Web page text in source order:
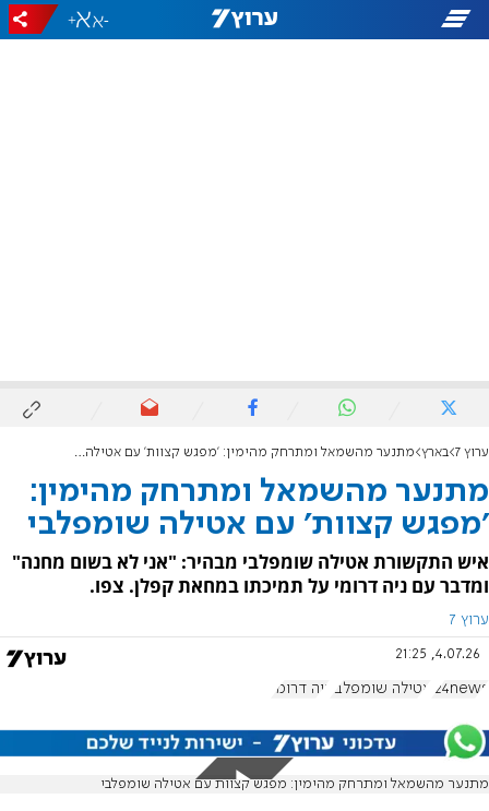
-
+
ערוץ 7 בארץ מתנער מהשמאל ומתרחק מהימין: 'מפגש קצוות' עם אטילה שומפלבי
מתנער מהשמאל ומתרחק מהימין:
'מפגש קצוות' עם אטילה שומפלבי
איש התקשורת אטילה שומפלבי מבהיר: "אני לא בשום מחנה"
ומדבר עם ניה דרומי על תמיכתו במחאת קפלן. צפו.
ערוץ 7
4.07.26, 21:25
i24news אטילה שומפלבי נוה דרומי
מתנער מהשמאל ומתרחק מהימין: מפגש קצוות עם אטילה שומפלבי